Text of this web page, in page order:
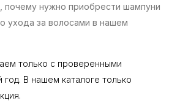
почему нужно приобрести шампуни
ухода за волосами в нашем
только с проверенными
В нашем каталоге только